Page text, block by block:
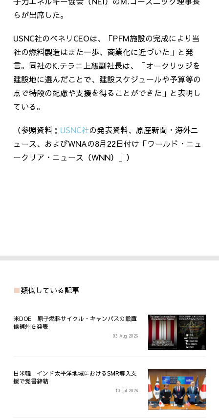
らが出席した。
USNC社のベネリCEOは、「PFM施設の完成により当
社の燃料製造はまた一歩、商業化に近づいた」と発
言。同社のK.テラニ上級副社長は、「オークリッジを
建設地に選んだことで、建設スケジュールや予算等の
点で特段の配慮や支援を得ることができた」と表明し
ている。
（参照資料： USNC社の発表資料、原産新聞・海外ニ
ュース、およびWNAの8月22日付け「ワールド・ニュ
ークリア・ニュース（WNN）」）
類似している記事
米DOE 原子燃料サイクル・キャンパスの設置
候補州を発表
03 Aug 2026
日米韓 インド太平洋地域におけるSMR導入支
援で覚書締結
10 Jul 2026